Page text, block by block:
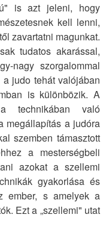
is azt jeleni, hogy
kell lenni,
zavartatni magunkat.
tudatos akarással,
nagy szorgalommal
judo tehát valójában
is különbözik. A
technikában való
megállapítás a judóra
szemben támasztott
a mesterségbeli
azokat a szellemi
gyakorlása és
ember, s amelyek a
Ezt a „szellemi" utat